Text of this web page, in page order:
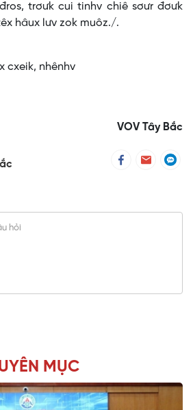
trơưk cui tinhv chiê sơưr đơưk
hâux lưv zok muôz./.
nhênhv
VOV Tây Bắc
MỤC